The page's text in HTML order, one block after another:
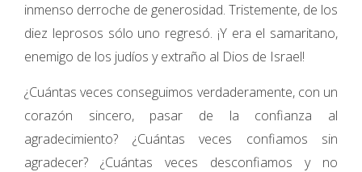
inmenso derroche de generosidad. Tristemente, de los
diez leprosos sólo uno regresó. ¡Y era el samaritano,
enemigo de los judíos y extraño al Dios de Israel!
¿Cuántas veces conseguimos verdaderamente, con un
corazón sincero, pasar de la confianza al
agradecimiento? ¿Cuántas veces confiamos sin
agradecer? ¿Cuántas veces desconfiamos y no